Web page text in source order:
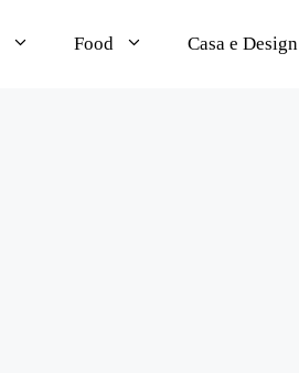
Food Casa e Design